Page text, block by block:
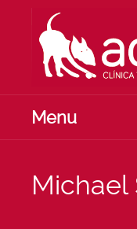
Menu
Michael